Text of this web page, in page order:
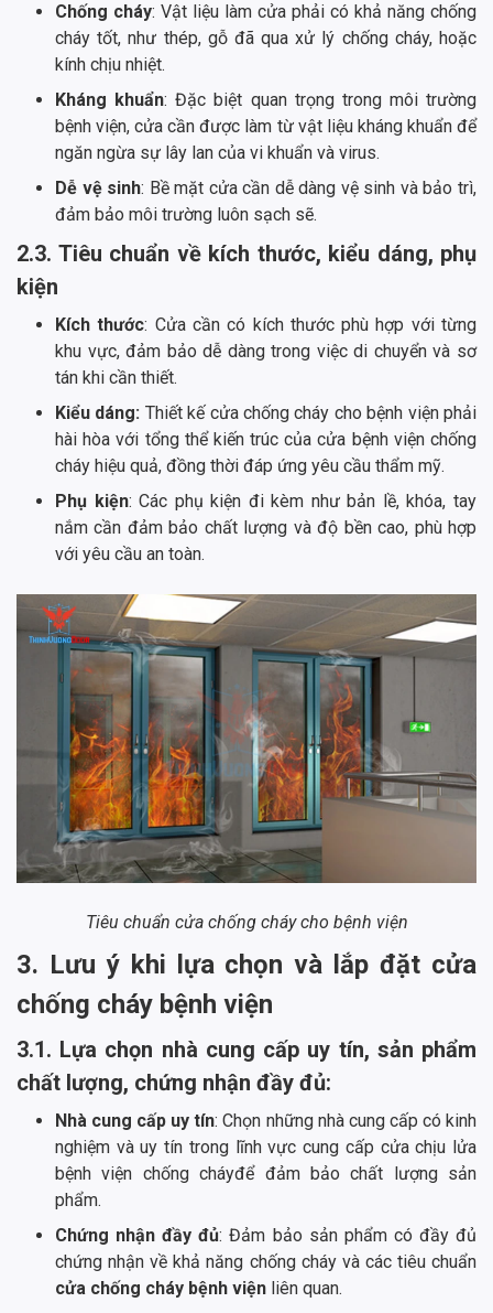
Chống cháy: Vật liệu làm cửa phải có khả năng chống
cháy tốt, như thép, gỗ đã qua xử lý chống cháy, hoặc
kính chịu nhiệt.
Kháng khuẩn: Đặc biệt quan trọng trong môi trường
bệnh viện, cửa cần được làm từ vật liệu kháng khuẩn để
ngăn ngừa sự lây lan của vi khuẩn và virus.
Dễ vệ sinh: Bề mặt cửa cần dễ dàng vệ sinh và bảo trì,
đảm bảo môi trường luôn sạch sẽ.
2.3. Tiêu chuẩn về kích thước, kiểu dáng, phụ
kiện
Kích thước: Cửa cần có kích thước phù hợp với từng
khu vực, đảm bảo dễ dàng trong việc di chuyển và sơ
tán khi cần thiết.
Kiểu dáng: Thiết kế cửa chống cháy cho bệnh viện phải
hài hòa với tổng thể kiến trúc của cửa bệnh viện chống
cháy hiệu quả, đồng thời đáp ứng yêu cầu thẩm mỹ.
Phụ kiện: Các phụ kiện đi kèm như bản lề, khóa, tay
nắm cần đảm bảo chất lượng và độ bền cao, phù hợp
với yêu cầu an toàn.
Tiêu chuẩn cửa chống cháy cho bệnh viện
3. Lưu ý khi lựa chọn và lắp đặt cửa
chống cháy bệnh viện
3.1. Lựa chọn nhà cung cấp uy tín, sản phẩm
chất lượng, chứng nhận đầy đủ:
Nhà cung cấp uy tín: Chọn những nhà cung cấp có kinh
nghiệm và uy tín trong lĩnh vực cung cấp cửa chịu lửa
bệnh viện chống cháyđể đảm bảo chất lượng sản
phẩm.
Chứng nhận đầy đủ: Đảm bảo sản phẩm có đầy đủ
chứng nhận về khả năng chống cháy và các tiêu chuẩn
cửa chống cháy bệnh viện liên quan.